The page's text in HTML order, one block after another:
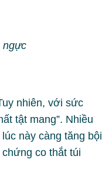
ngực
nhiên, với sức
tật mang”. Nhiều
này càng tăng bội
co thắt túi